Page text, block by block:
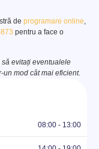
de programare online
pentru a face o
evitați eventualele
mod cât mai eficient.
08:00 - 13:00